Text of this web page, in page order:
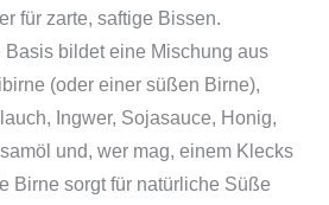
für zarte, saftige Bissen.
Basis bildet eine Mischung aus
(oder einer süßen Birne),
Ingwer, Sojasauce, Honig,
und, wer mag, einem Klecks
Birne sorgt für natürliche Süße